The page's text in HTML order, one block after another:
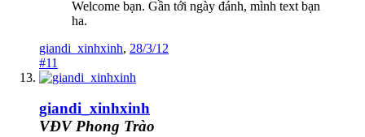
Welcome bạn. Gần tới ngày đánh, mình text bạn
ha.
giandi_xinhxinh, 28/3/12
#11
giandi_xinhxinh
VĐV Phong Trào